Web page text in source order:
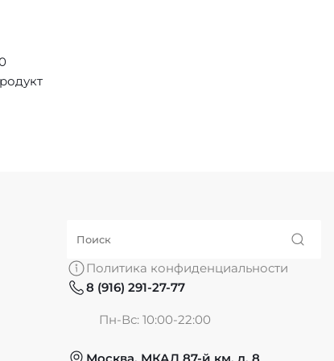
Политика конфиденциальности
8 (916) 291-27-77
Пн-Вс: 10:00-22:00